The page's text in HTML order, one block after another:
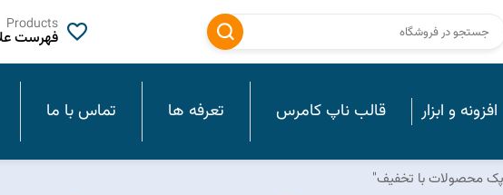
Products
فهرست
افزونه و ابزار قالب ناپ کامرس تعرفه ها تماس با ما
محصولات با تخفیف"